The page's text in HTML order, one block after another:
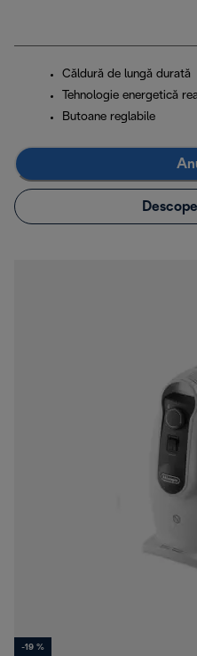
Căldură de lungă durată
Tehnologie energetică
Butoane reglabile
-19 %